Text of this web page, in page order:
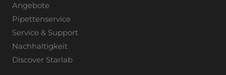
Angebote
Pipettenservice
Service & Support
Nachhaltigkeit
Discover Starlab